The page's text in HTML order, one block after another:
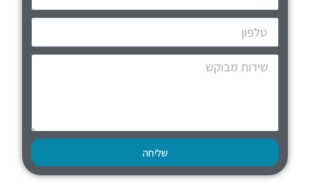
שליחה